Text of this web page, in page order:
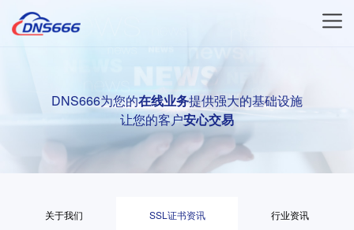
DNS666为您的在线业务提供强大的基础设施
让您的客户安心交易
关于我们 SSL证书资讯 行业资讯